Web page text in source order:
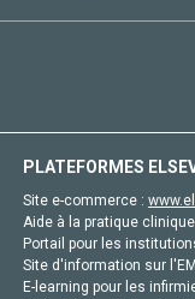
PLATEFORMES
Site e-commerce :
Aide à la pratique
Portail pour les
Site d'information sur
E-learning pour les